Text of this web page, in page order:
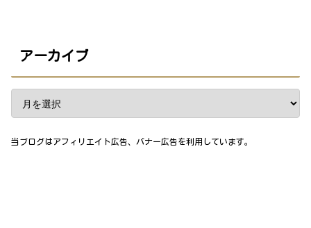
アーカイブ
当ブログはアフィリエイト広告、バナー広告を利用しています。